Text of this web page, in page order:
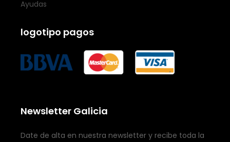
Ayudas
logotipo pagos
Newsletter Galicia
Date de alta en nuestra newsletter y recibe toda la